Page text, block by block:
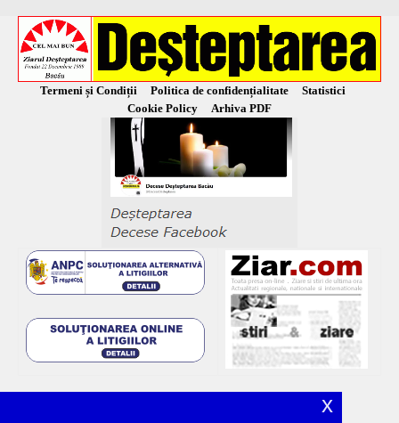
Termeni și Condiții Politica de confidențialitate
Statistici
Cookie Policy
Arhiva PDF
x